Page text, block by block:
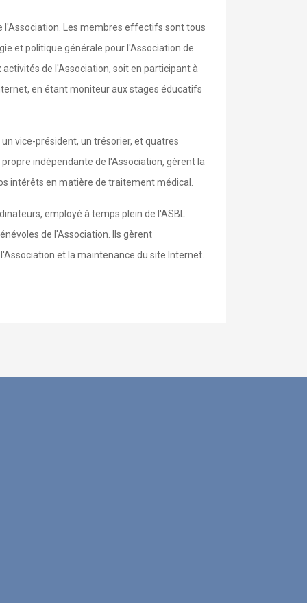
Les membres effectifs sont tous
et politique générale pour l'Association de
de l'Association, soit en participant à
en étant moniteur aux stages éducatifs
vice-président, un trésorier, et quatres
indépendante de l'Association, gèrent la
intérêts en matière de traitement médical.
employé à temps plein de l'ASBL.
de l'Association. Ils gèrent
et la maintenance du site Internet.